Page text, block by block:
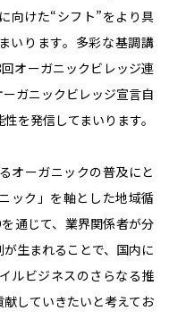
向けた“シフト”をより具
いります。多彩な基調講
オーガニックビレッジ連
ガニックビレッジ宣言自
を発信してまいります。
オーガニックの普及にと
ック」を軸とした地域循
通じて、業界関係者が分
生まれることで、国内に
ルビジネスのさらなる推
していきたいと考えてお